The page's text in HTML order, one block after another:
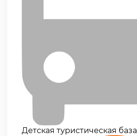
Детская туристическая база